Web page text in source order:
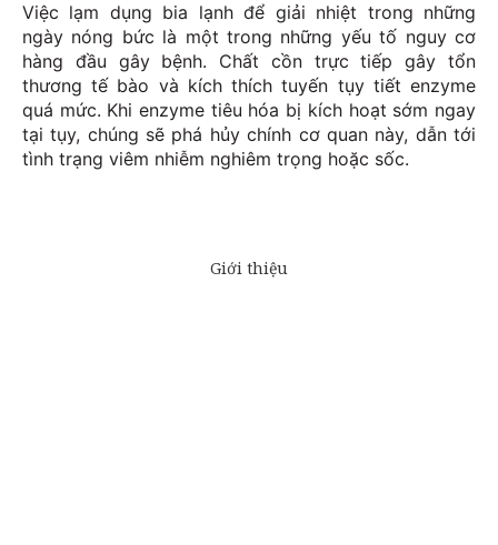
Việc lạm dụng bia lạnh để giải nhiệt trong những
ngày nóng bức là một trong những yếu tố nguy cơ
hàng đầu gây bệnh. Chất cồn trực tiếp gây tổn
thương tế bào và kích thích tuyến tụy tiết enzyme
quá mức. Khi enzyme tiêu hóa bị kích hoạt sớm ngay
tại tụy, chúng sẽ phá hủy chính cơ quan này, dẫn tới
tình trạng viêm nhiễm nghiêm trọng hoặc sốc.